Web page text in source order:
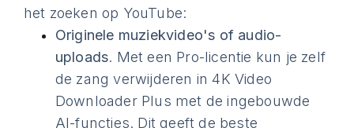
het zoeken op YouTube:
Originele muziekvideo's of audio-
uploads. Met een Pro-licentie kun je zelf
de zang verwijderen in 4K Video
Downloader Plus met de ingebouwde
AI-functies. Dit geeft de beste